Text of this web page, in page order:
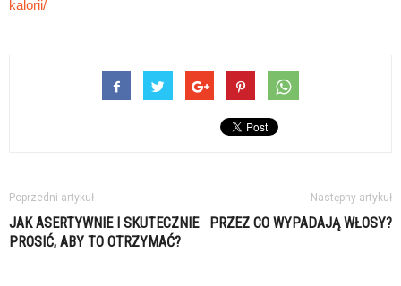
kalorii/
Poprzedni artykuł
JAK ASERTYWNIE I SKUTECZNIE
PROSIĆ, ABY TO OTRZYMAĆ?
Następny artykuł
PRZEZ CO WYPADAJĄ WŁOSY?